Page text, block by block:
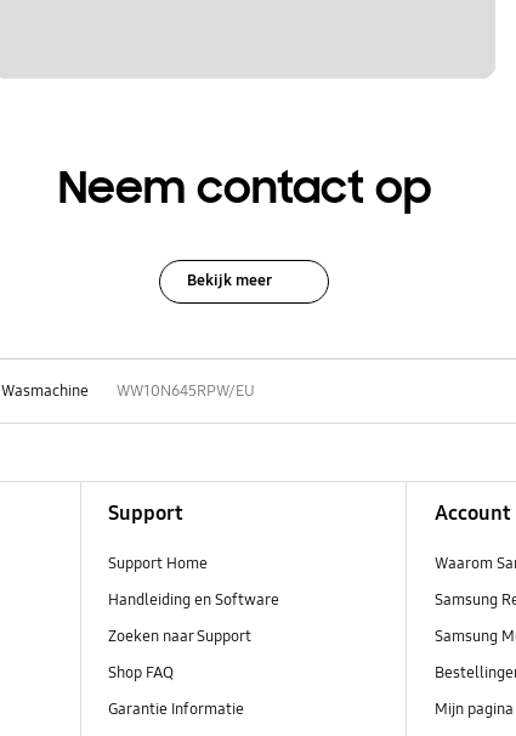
Neem contact op
Bekijk meer
Wasmachine WW10N645RPW/EU
Support
Support Home
Handleiding en Software
Zoeken naar Support
Shop FAQ
Garantie Informatie
Account
Waarom
Samsung
Samsung
Mijn pagina